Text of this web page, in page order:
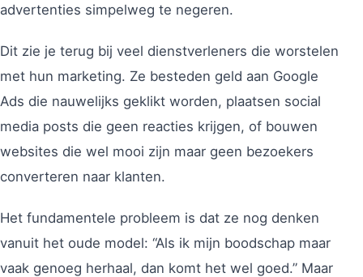
advertenties simpelweg te negeren.
Dit zie je terug bij veel dienstverleners die worstelen
met hun marketing. Ze besteden geld aan Google
Ads die nauwelijks geklikt worden, plaatsen social
media posts die geen reacties krijgen, of bouwen
websites die wel mooi zijn maar geen bezoekers
converteren naar klanten.
Het fundamentele probleem is dat ze nog denken
vanuit het oude model: “Als ik mijn boodschap maar
vaak genoeg herhaal, dan komt het wel goed.” Maar